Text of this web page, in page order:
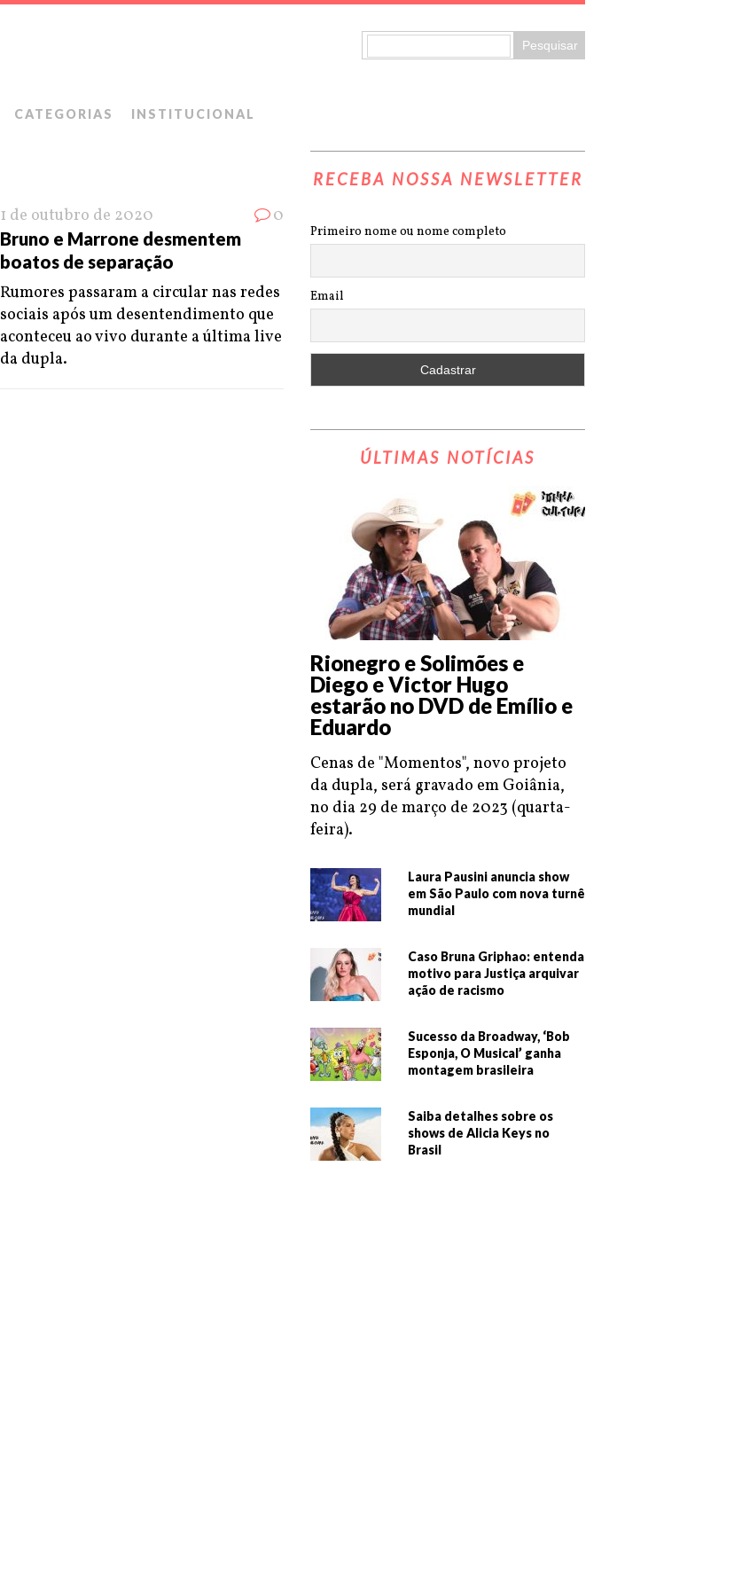
CATEGORIAS INSTITUCIONAL
1 de outubro de 2020 0
Bruno e Marrone desmentem
boatos de separação
Rumores passaram a circular nas redes
sociais após um desentendimento que
aconteceu ao vivo durante a última live
da dupla.
RECEBA NOSSA NEWSLETTER
Primeiro nome ou nome completo
Email
ÚLTIMAS NOTÍCIAS
Rionegro e Solimões e
Diego e Victor Hugo
estarão no DVD de Emílio e
Eduardo
Cenas de "Momentos", novo projeto
da dupla, será gravado em Goiânia,
no dia 29 de março de 2023 (quarta-
feira).
Laura Pausini anuncia show
em São Paulo com nova turnê
mundial
Caso Bruna Griphao: entenda
motivo para Justiça arquivar
ação de racismo
Sucesso da Broadway, ‘Bob
Esponja, O Musical’ ganha
montagem brasileira
Saiba detalhes sobre os
shows de Alicia Keys no
Brasil